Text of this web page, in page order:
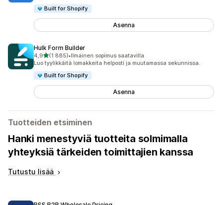
Built for Shopify
Asenna
Hulk Form Builder
4,9/ 5 tähteä
(1 885)
1885 arvostelua yhteensä
•Ilmainen sopimus saatavilla
Luo tyylikkäitä lomakkeita helposti ja muutamassa sekunnissa.
Built for Shopify
Asenna
Tuotteiden etsiminen
Hanki menestyviä tuotteita solmimalla
yhteyksiä tärkeiden toimittajien kanssa
Tutustu lisää